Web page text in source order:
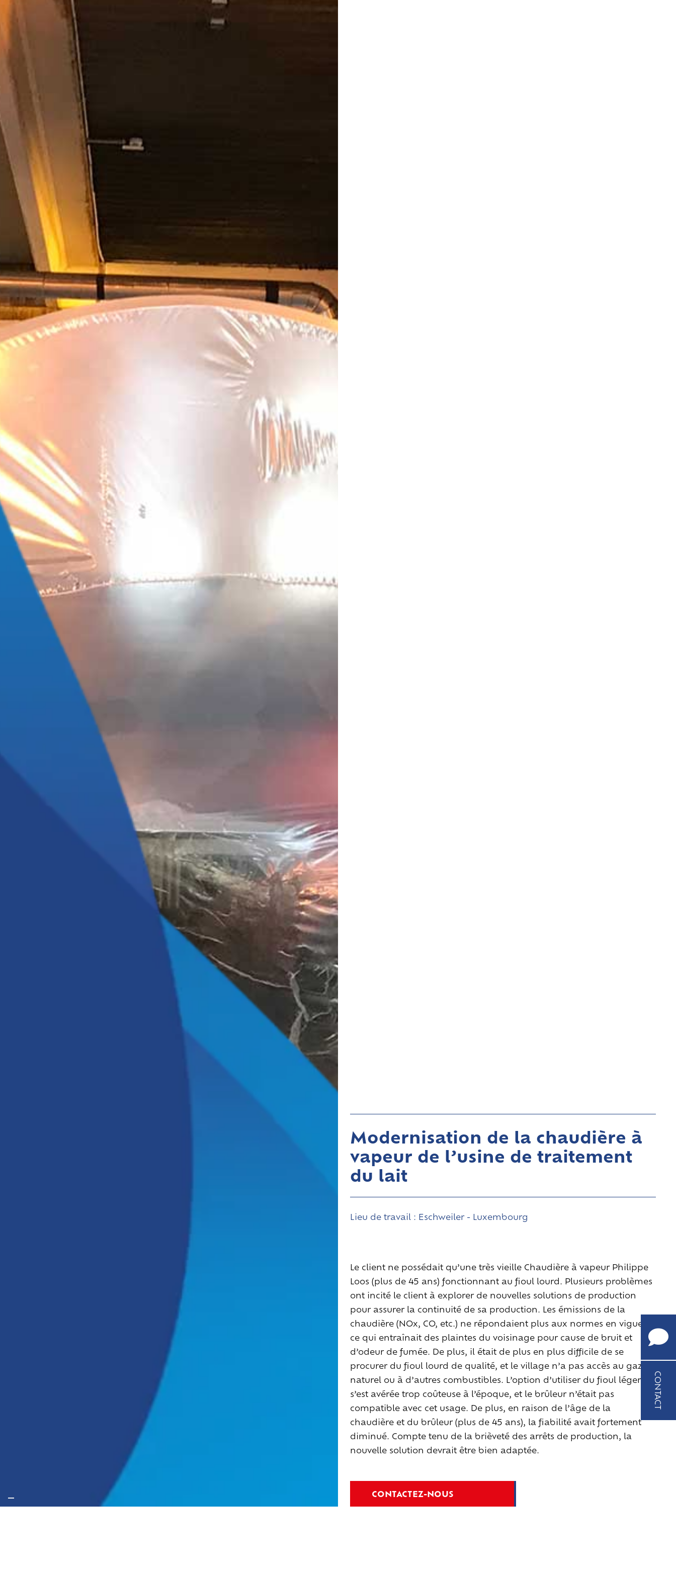
Modernisation de la chaudière à
vapeur de l’usine de traitement
du lait
Lieu de travail : Eschweiler - Luxembourg
Le client ne possédait qu’une très vieille Chaudière à vapeur Philippe
Loos (plus de 45 ans) fonctionnant au fioul lourd. Plusieurs problèmes
ont incité le client à explorer de nouvelles solutions de production
pour assurer la continuité de sa production. Les émissions de la
chaudière (NOx, CO, etc.) ne répondaient plus aux normes en vigueur,
ce qui entraînait des plaintes du voisinage pour cause de bruit et
d’odeur de fumée. De plus, il était de plus en plus difficile de se
procurer du fioul lourd de qualité, et le village n’a pas accès au gaz
naturel ou à d’autres combustibles. L’option d’utiliser du fioul léger
s’est avérée trop coûteuse à l’époque, et le brûleur n’était pas
compatible avec cet usage. De plus, en raison de l’âge de la
chaudière et du brûleur (plus de 45 ans), la fiabilité avait fortement
diminué. Compte tenu de la brièveté des arrêts de production, la
nouvelle solution devrait être bien adaptée.
CONTACTEZ-NOUS
(0)9
252
62
MAIL
loos.be
CONTACT